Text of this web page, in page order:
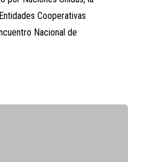
Cooperativas
Nacional de